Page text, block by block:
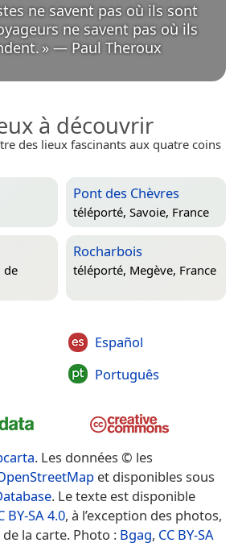
ne savent pas où ils sont
ne savent pas où ils
» — Paul Theroux
à découvrir
des lieux fascinants aux quatre coins
Pont des Chèvres
téléporté, Savoie, France
de
Rocharbois
téléporté, Megève, France
Español
Português
. Les données © les
et disponibles sous
. Le texte est disponible
BY-SA 4.0, à l’exception des photos,
la carte. Photo : Bgag, CC BY-SA